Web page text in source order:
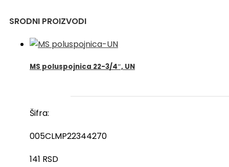
SRODNI PROIZVODI
MS poluspojnica 22-3/4″, UN
Šifra:
005CLMP22344270
141 RSD